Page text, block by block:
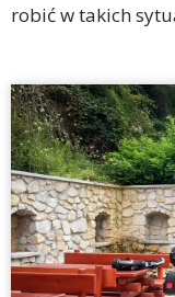
robić w takich